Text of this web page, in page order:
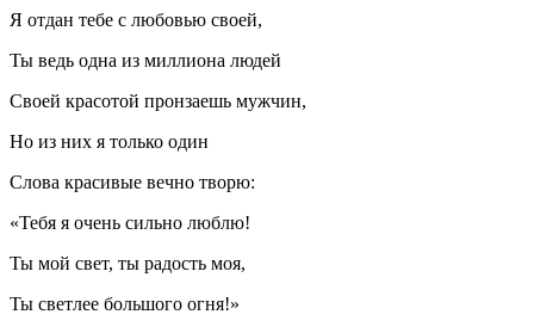
Я отдан тебе с любовью своей,
Ты ведь одна из миллиона людей
Своей красотой пронзаешь мужчин,
Но из них я только один
Слова красивые вечно творю:
«Тебя я очень сильно люблю!
Ты мой свет, ты радость моя,
Ты светлее большого огня!»